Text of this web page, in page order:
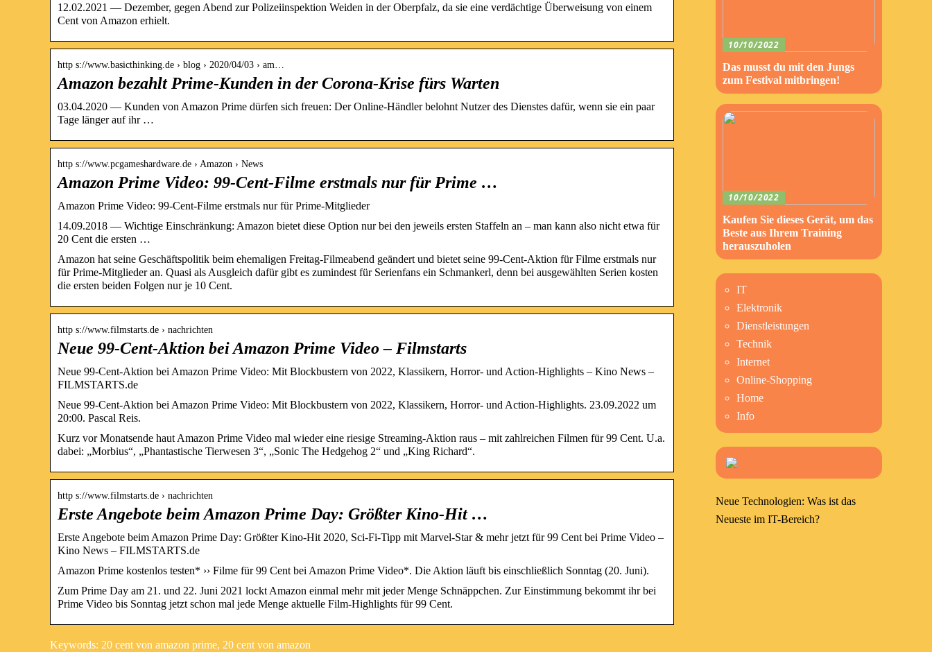
12.02.2021 — Dezember, gegen Abend zur Polizeiinspektion Weiden in der Oberpfalz, da sie eine verdächtige Überweisung von einem
Cent von Amazon erhielt.
http s://www.basicthinking.de › blog › 2020/04/03 › am…
Amazon bezahlt Prime-Kunden in der Corona-Krise fürs Warten
03.04.2020 — Kunden von Amazon Prime dürfen sich freuen: Der Online-Händler belohnt Nutzer des Dienstes dafür, wenn sie ein paar
Tage länger auf ihr …
http s://www.pcgameshardware.de › Amazon › News
Amazon Prime Video: 99-Cent-Filme erstmals nur für Prime …
Amazon Prime Video: 99-Cent-Filme erstmals nur für Prime-Mitglieder
14.09.2018 — Wichtige Einschränkung: Amazon bietet diese Option nur bei den jeweils ersten Staffeln an – man kann also nicht etwa für
20 Cent die ersten …
Amazon hat seine Geschäftspolitik beim ehemaligen Freitag-Filmeabend geändert und bietet seine 99-Cent-Aktion für Filme erstmals nur
für Prime-Mitglieder an. Quasi als Ausgleich dafür gibt es zumindest für Serienfans ein Schmankerl, denn bei ausgewählten Serien kosten
die ersten beiden Folgen nur je 10 Cent.
http s://www.filmstarts.de › nachrichten
Neue 99-Cent-Aktion bei Amazon Prime Video – Filmstarts
Neue 99-Cent-Aktion bei Amazon Prime Video: Mit Blockbustern von 2022, Klassikern, Horror- und Action-Highlights – Kino News –
FILMSTARTS.de
Neue 99-Cent-Aktion bei Amazon Prime Video: Mit Blockbustern von 2022, Klassikern, Horror- und Action-Highlights. 23.09.2022 um
20:00. Pascal Reis.
Kurz vor Monatsende haut Amazon Prime Video mal wieder eine riesige Streaming-Aktion raus – mit zahlreichen Filmen für 99 Cent. U.a.
dabei: „Morbius“, „Phantastische Tierwesen 3“, „Sonic The Hedgehog 2“ und „King Richard“.
http s://www.filmstarts.de › nachrichten
Erste Angebote beim Amazon Prime Day: Größter Kino-Hit …
Erste Angebote beim Amazon Prime Day: Größter Kino-Hit 2020, Sci-Fi-Tipp mit Marvel-Star & mehr jetzt für 99 Cent bei Prime Video –
Kino News – FILMSTARTS.de
Amazon Prime kostenlos testen* ›› Filme für 99 Cent bei Amazon Prime Video*. Die Aktion läuft bis einschließlich Sonntag (20. Juni).
Zum Prime Day am 21. und 22. Juni 2021 lockt Amazon einmal mehr mit jeder Menge Schnäppchen. Zur Einstimmung bekommt ihr bei
Prime Video bis Sonntag jetzt schon mal jede Menge aktuelle Film-Highlights für 99 Cent.
Keywords: 20 cent von amazon prime, 20 cent von amazon
10/10/2022
Das musst du mit den Jungs
zum Festival mitbringen!
10/10/2022
Kaufen Sie dieses Gerät, um das
Beste aus Ihrem Training
herauszuholen
IT
Elektronik
Dienstleistungen
Technik
Internet
Online-Shopping
Home
Info
Neue Technologien: Was ist das
Neueste im IT-Bereich?